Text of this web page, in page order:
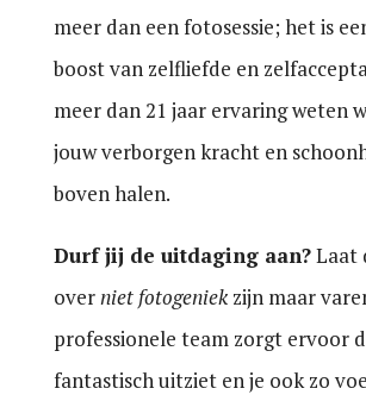
meer dan een fotosessie; het is
boost van zelfliefde en
meer dan 21 jaar ervaring weten
jouw verborgen kracht en
boven halen.
Durf jij de uitdaging aan?Laat
over niet fotogeniekzijn maar
professionele team zorgt ervoor
fantastisch uitziet en je ook zo